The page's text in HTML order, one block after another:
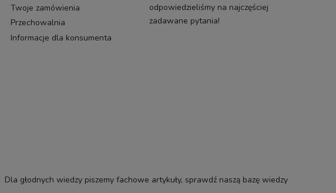
Twoje zamówienia
Przechowalnia
Informacje dla konsumenta
odpowiedzieliśmy na najczęściej
zadawane pytania!
Dla głodnych wiedzy piszemy fachowe artykuły, sprawdź naszą bazę wiedzy